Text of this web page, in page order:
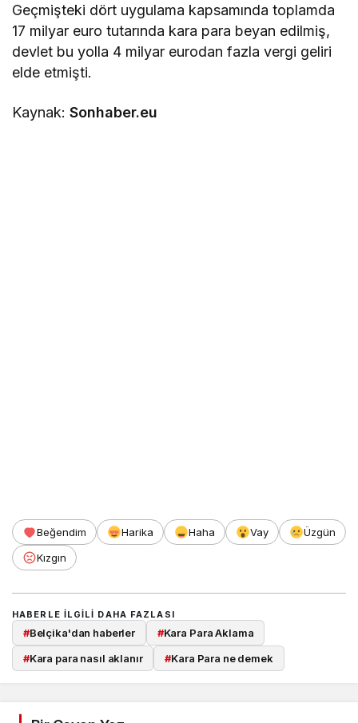
Geçmişteki dört uygulama kapsamında toplamda
17 milyar euro tutarında kara para beyan edilmiş,
devlet bu yolla 4 milyar eurodan fazla vergi geliri
elde etmişti.
Kaynak: Sonhaber.eu
Beğendim Harika Haha Vay
Üzgün
Kızgın
HABERLE ILGILI DAHA FAZLASI
#Belçika'dan haberler #Kara Para Aklama
#Kara para nasıl aklanır #Kara Para ne demek